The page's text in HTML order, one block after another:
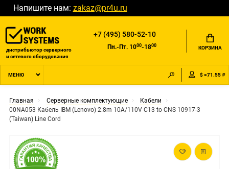
Напишите нам: zakaz@pr4u.ru
дистрибьютор серверного
и сетевого оборудования
+7 (495) 580-52-10
Пн.-Пт. 1000-1800 КОРЗИНА
МЕНЮ $ =71.55 ₽
Главная Серверные комплектующие
Кабели
00NA053 Кабель IBM (Lenovo) 2.8m 10A/110V C13 to CNS 10917-3
(Taiwan) Line Cord